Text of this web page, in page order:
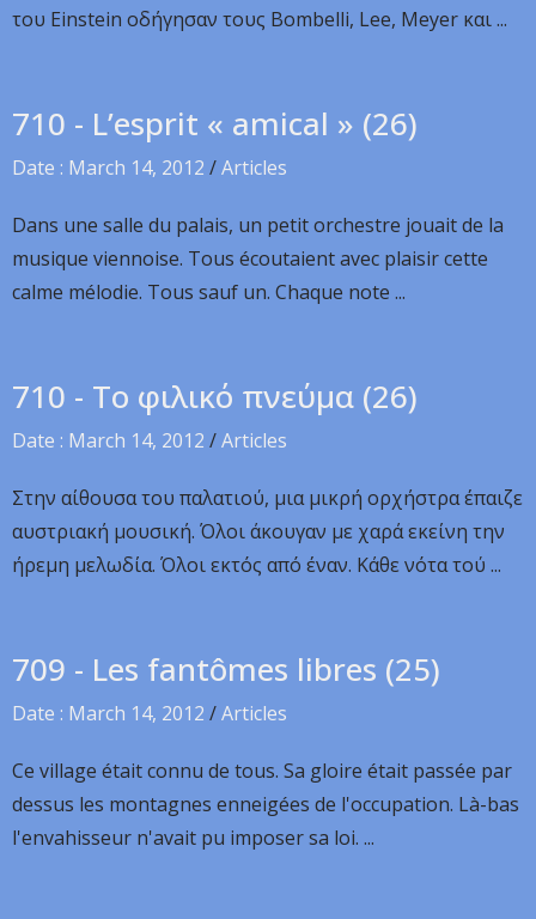
του Einstein οδήγησαν τους Bombelli, Lee, Meyer και ...
710 - L’esprit « amical » (26)
Date : March 14, 2012 /Articles
Dans une salle du palais, un petit orchestre jouait de la
musique viennoise. Tous écoutaient avec plaisir cette
calme mélodie. Tous sauf un. Chaque note ...
710 - Το φιλικό πνεύμα (26)
Date : March 14, 2012 /Articles
Στην αίθουσα του παλατιού, μια μικρή ορχήστρα έπαιζε
αυστριακή μουσική. Όλοι άκουγαν με χαρά εκείνη την
ήρεμη μελωδία. Όλοι εκτός από έναν. Κάθε νότα τού ...
709 - Les fantômes libres (25)
Date : March 14, 2012 /Articles
Ce village était connu de tous. Sa gloire était passée par
dessus les montagnes enneigées de l'occupation. Là-bas
l'envahisseur n'avait pu imposer sa loi. ...